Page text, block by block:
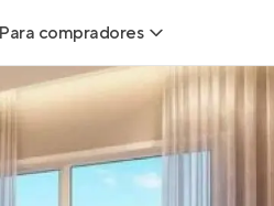
Para compradores
Buscar um imóvel novo
Calcule seu Poder de Compra